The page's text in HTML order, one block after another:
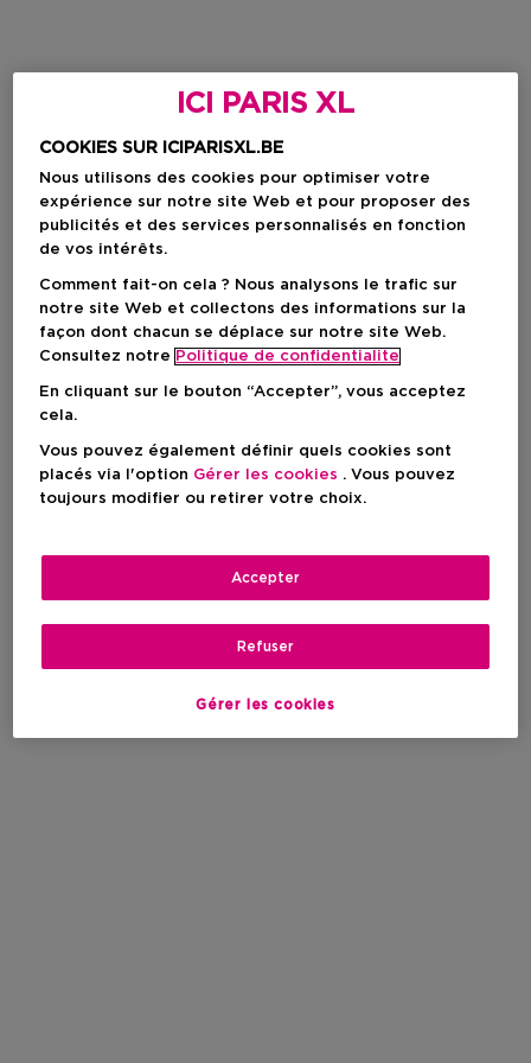
ICI PARIS XL
COOKIES SUR ICIPARISXL.BE
Nous utilisons des cookies pour optimiser votre
expérience sur notre site Web et pour proposer des
publicités et des services personnalisés en fonction
de vos intérêts.
Comment fait-on cela ? Nous analysons le trafic sur
notre site Web et collectons des informations sur la
façon dont chacun se déplace sur notre site Web.
Consultez notre Politique de confidentialite
En cliquant sur le bouton “Accepter”, vous acceptez
cela.
Vous pouvez également définir quels cookies sont
placés via l'option Gérer les cookies . Vous pouvez
toujours modifier ou retirer votre choix.
Gérer les cookies
Refuser
Accepter